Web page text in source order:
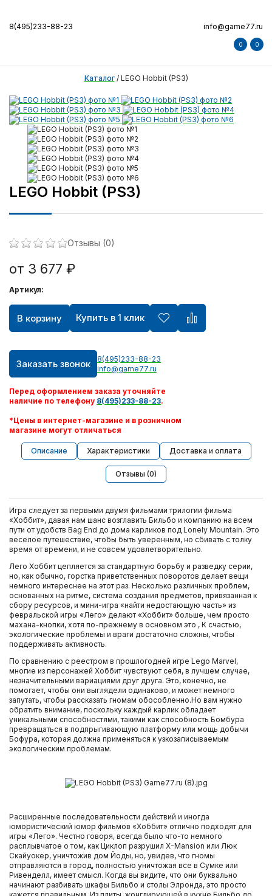
8(495)233-88-23 info@game77.ru
0 0
Каталог/ LEGO Hobbit (PS3)
LEGO Hobbit (PS3)
Отзывы (0)
от 3 677 ₽
Артикул:
В корзину Купить в 1 клик
Заказать звонок
8(495)233-88-23
info@game77.ru
Перед оформлением заказа уточняйте
наличие по телефону 8(495)233-88-23.
*Цены в интернет-магазине и в розничном
магазине могут отличаться
Описание Характеристики Доставка и оплата
Отзывы (0)
Игра следует за первыми двумя фильмами трилогии фильма
«Хоббит», давая нам шанс возглавить Бильбо и компанию на всем
пути от удобств Bag End до дома карликов под Lonely Mountain. Это
веселое путешествие, чтобы быть уверенным, но сбивать с толку
время от времени, и не совсем удовлетворительно.
Лего Хоббит цепляется за стандартную борьбу и разведку серии,
но, как обычно, горстка приветственных поворотов делает вещи
немного интереснее на этот раз. Несколько различных проблем,
основанных на ритме, система создания предметов, привязанная к
сбору ресурсов, и мини-игра «найти недостающую часть» из
февральской игры «Лего» делают «Хоббит» больше, чем просто
махана-кнопки, хотя по-прежнему в основном это , К счастью,
экологические проблемы и враги достаточно сложны, чтобы
поддерживать активность.
По сравнению с реестром в прошлогодней игре Lego Marvel,
многие из персонажей Хоббит чувствуют себя, в лучшем случае,
незначительными вариациями друг друга. Это, конечно, не
помогает, чтобы они выглядели одинаково, и может немного
запутать, чтобы рассказать гномам обособленно.Но вам нужно
обратить внимание, поскольку каждый карлик обладает
уникальными способностями, такими как способность Бомбура
превращаться в подпрыгивающую платформу или мощь добычи
Бофура, которая должна применяться к узкозаписываемым
экологическим проблемам.
Расширенные последовательности действий и иногда
юмористический юмор фильмов «Хоббит» отлично подходят для
игры «Лего». Честно говоря, всегда было что-то немного
расплывчатое о том, как Циклоп разрушил X-Mansion или Люк
Скайуокер, уничтожив дом Йоды, но, увидев, что гномы
отправляются в город, полностью уничтожая все в Сумке или
Ривенделл, имеет смысл. Когда вы видите, что они буквально
начинают разбивать шкафы Бильбо и столы Элронда, это просто